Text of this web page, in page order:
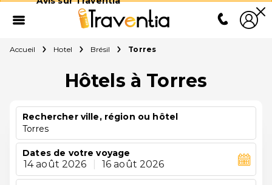
Accueil Hotel Brésil Torres
Hôtels à Torres
Rechercher ville, région ou hôtel
Torres
Dates de votre voyage
14 août 2026 16 août 2026